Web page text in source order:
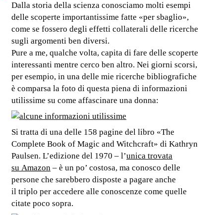
Dalla storia della scienza conosciamo molti esempi
delle scoperte importantissime fatte «per sbaglio»,
come se fossero degli effetti collaterali delle ricerche
sugli argomenti ben diversi.
Pure a me, qualche volta, capita di fare delle scoperte
interessanti mentre cerco ben altro. Nei giorni scorsi,
per esempio, in una delle mie ricerche bibliografiche
è comparsa la foto di questa piena di informazioni
utilissime su come affascinare una donna:
Si tratta di una delle 158 pagine del libro «The
Complete Book of Magic and Witchcraft» di Kathryn
Paulsen. L’edizione del 1970 – l’unica trovata
su Amazon – è un po’ costosa, ma conosco delle
persone che sarebbero disposte a pagare anche
il triplo per accedere alle conoscenze come quelle
citate poco sopra.